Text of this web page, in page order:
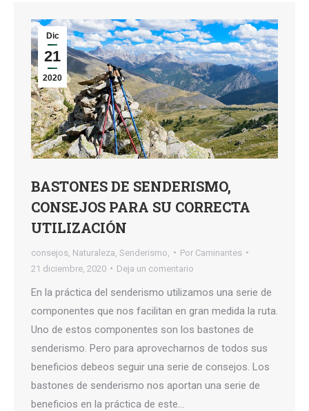
Dic
21
2020
BASTONES DE SENDERISMO,
CONSEJOS PARA SU CORRECTA
UTILIZACIÓN
consejos Naturaleza Senderismo, Por Caminantes
21 diciembre, 2020
Deja un comentario
En la práctica del senderismo utilizamos una serie de
componentes que nos facilitan en gran medida la ruta.
Uno de estos componentes son los bastones de
senderismo. Pero para aprovecharnos de todos sus
beneficios debeos seguir una serie de consejos. Los
bastones de senderismo nos aportan una serie de
beneficios en la práctica de este…